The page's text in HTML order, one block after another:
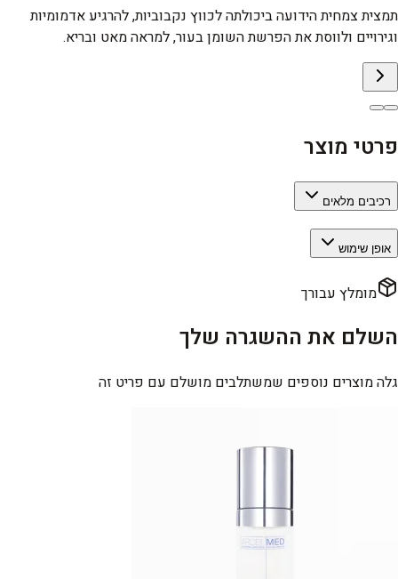
תמצית צמחית הידועה ביכולתה לכווץ נקבוביות, להרגיע אדמומיות
וגירויים ולווסת את הפרשת השומן בעור, למראה מאט ובריא.
פרטי מוצר
רכיבים מלאים
אופן שימוש
מומלץ עבורך
השלם את ההשגרה שלך
גלה מוצרים נוספים שמשתלבים מושלם עם פריט זה